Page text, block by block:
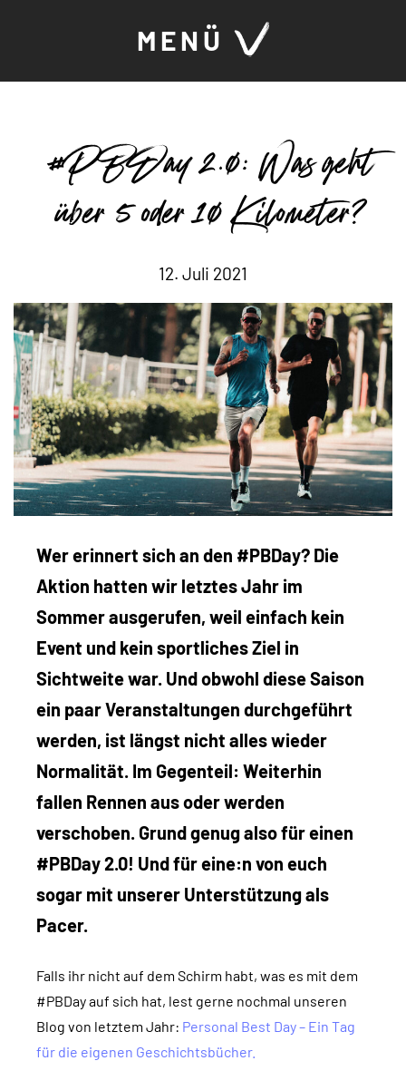
MENÜ
#PBDay 2.0: Was geht
über 5 oder 10 Kilometer?
12. Juli 2021
Wer erinnert sich an den #PBDay? Die
Aktion hatten wir letztes Jahr im
Sommer ausgerufen, weil einfach kein
Event und kein sportliches Ziel in
Sichtweite war. Und obwohl diese Saison
ein paar Veranstaltungen durchgeführt
werden, ist längst nicht alles wieder
Normalität. Im Gegenteil: Weiterhin
fallen Rennen aus oder werden
verschoben. Grund genug also für einen
#PBDay 2.0! Und für eine:n von euch
sogar mit unserer Unterstützung als
Pacer.
Falls ihr nicht auf dem Schirm habt, was es mit dem
#PBDay auf sich hat, lest gerne nochmal unseren
Blog von letztem Jahr: Personal Best Day – Ein Tag
für die eigenen Geschichtsbücher.